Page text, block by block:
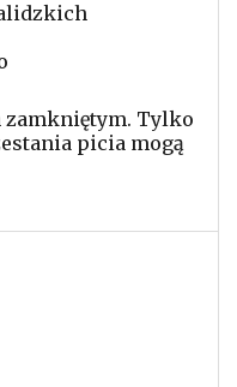
Tylko
picia mogą